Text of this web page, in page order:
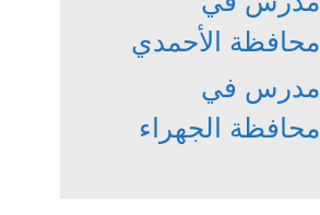
محافظة الأحمدي
مدرس في
محافظة الجهراء